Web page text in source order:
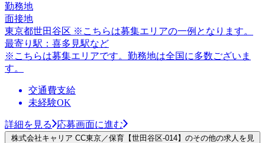
勤務地
面接地
東京都世田谷区 ※こちらは募集エリアの一例となります。
最寄り駅：喜多見駅など
※こちらは募集エリアです。勤務地は全国に多数ございま
す。
交通費支給
未経験OK
詳細を見る 応募画面に進む
株式会社キャリア CC東京／保育【世田谷区-014】のその他の求人を見